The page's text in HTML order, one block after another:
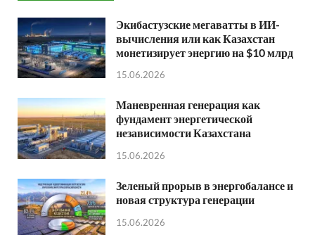
Экибастузские мегаватты в ИИ-
вычисления или как Казахстан
монетизирует энергию на $10 млрд
15.06.2026
Маневренная генерация как
фундамент энергетической
независимости Казахстана
15.06.2026
Зеленый прорыв в энергобалансе и
новая структура генерации
15.06.2026